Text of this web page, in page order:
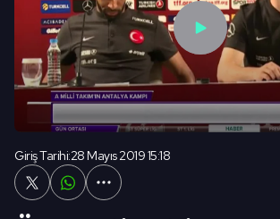
Giriş Tarihi:28 Mayıs 2019 15:18